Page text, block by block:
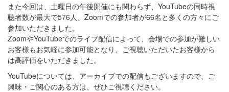
また今回は、土曜日の午後開催にも関わらず、YouTubeの同時視
聴者数が最大で576人、Zoomでの参加者が66名と多くの方々にご
参加いただきました。
ZoomやYouTubeでのライブ配信によって、会場での参加が難しい
お客様もお気軽に参加可能となり、ご視聴いただいたお客様から
は高評価をいただきました。
YouTubeについては、アーカイブでの配信もございますので、ご
興味・ご関心のある方は、ぜひご視聴ください。